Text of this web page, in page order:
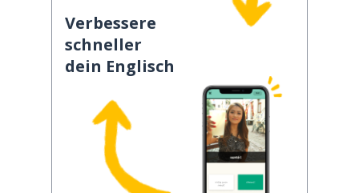
Verbessere
schneller
dein Englisch